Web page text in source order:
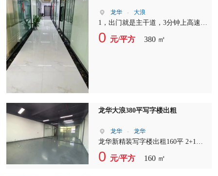
龙华 - 大浪
1，出门就是主干道，3分钟上高速，
周边配套，右转5分钟到大浪商业中
心，吃特色菜，住高档酒店，直行即
0 元/平方 380 ㎡
龙华大浪380平写字楼出粗
龙华 - 龙华
龙华新精装写字楼出租160平 2+1格
局 户型方正 双面采光，70%使用
率。 公区可坐70人左右。
0 元/平方 160 ㎡